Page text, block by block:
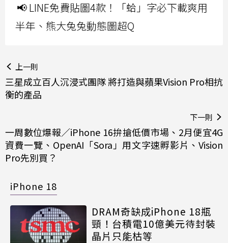
📢 LINE免費貼圖4款！「蛤」字必下載爽用
半年、熊大兔兔動態圖超Q
上一則
三星成立百人沉浸式團隊 將打造與蘋果Vision Pro相抗
衡的產品
下一則
一周數位爆報／iPhone 16拚搶低價市場、2月便宜4G
資費一覽、OpenAI「Sora」用文字速孵影片、Vision
Pro先別買？
iPhone 18
DRAM奇缺成iPhone 18瓶
頸！台積電10億美元待封裝
晶片只能枯等